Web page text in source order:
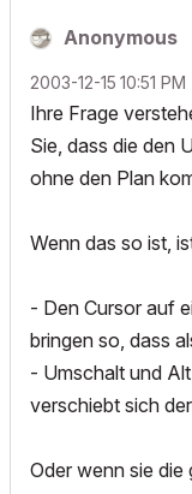
Anonymous
‎2003-12-15 10:51 PM
Ihre Frage
Sie, dass die den
ohne den Plan
Wenn das so ist,
- Den Cursor auf
bringen so, dass
- Umschalt und
verschiebt sich
Oder wenn sie